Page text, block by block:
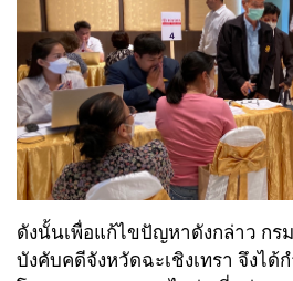
ดังนั้นเพื่อแก้ไขปัญหาดังกล่าว กร
บังคับคดีจังหวัดฉะเชิงเทรา จึงได้